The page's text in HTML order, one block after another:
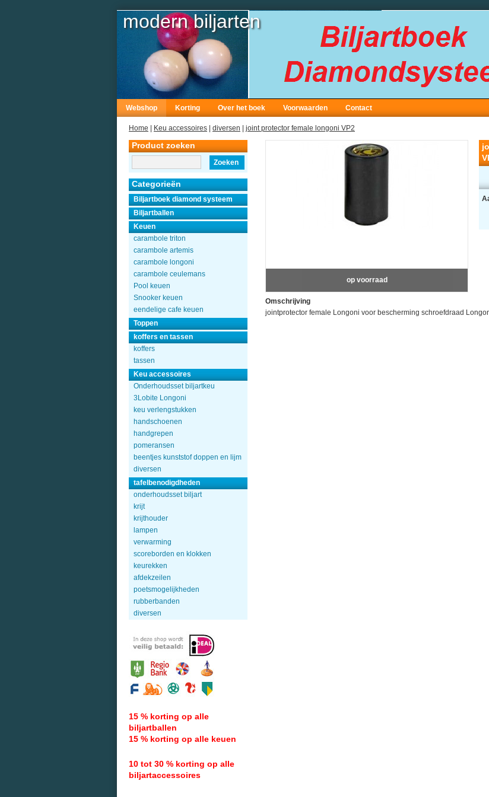
modern biljarten
Webshop Korting Over het boek Voorwaarden Contact
Home Keu accessoires diversen joint protector female longoni VP2
Product zoeken
Zoeken
Categorieën
Biljartboek diamond systeem
Biljartballen
Keuen
carambole triton
carambole artemis
carambole longoni
carambole ceulemans
Pool keuen
Snooker keuen
eendelige cafe keuen
Toppen
koffers en tassen
koffers
tassen
Keu accessoires
Onderhoudsset biljartkeu
3Lobite Longoni
keu verlengstukken
handschoenen
handgrepen
pomeransen
beentjes kunststof doppen en lijm
diversen
tafelbenodigdheden
onderhoudsset biljart
krijt
krijthouder
lampen
verwarming
scoreborden en klokken
keurekken
afdekzeilen
poetsmogelijkheden
rubberbanden
diversen
15 % korting op alle
biljartballen
15 % korting op alle keuen
10 tot 30 % korting op alle
biljartaccessoires
op voorraad
Omschrijving
jointprotector female Longoni voor bescherming schroefdraad